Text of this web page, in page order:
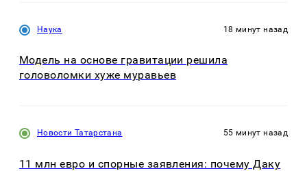
Наука 18 минут назад
Модель на основе гравитации решила
головоломки хуже муравьев
Новости Татарстана 55 минут назад
11 млн евро и спорные заявления: почему Даку